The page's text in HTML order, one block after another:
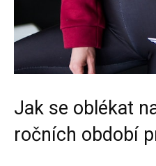
Jak se oblékat
ročních období